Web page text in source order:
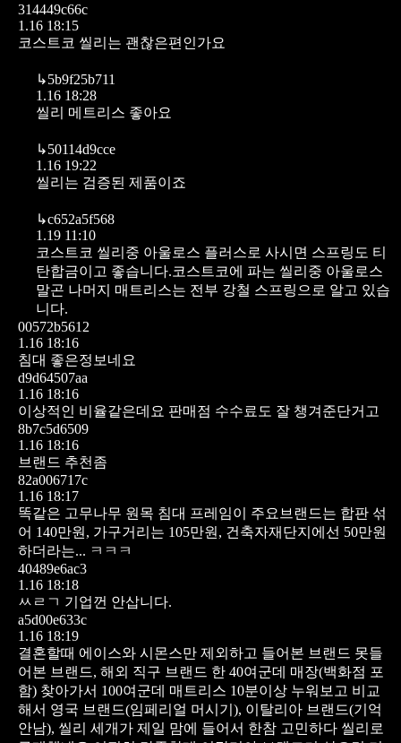
314449c66c
1.16 18:15
코스트코 씰리는 괜찮은편인가요
↳5b9f25b711
1.16 18:28
씰리 메트리스 좋아요
↳50114d9cce
1.16 19:22
씰리는 검증된 제품이죠
↳c652a5f568
1.19 11:10
코스트코 씰리중 아울로스 플러스로 사시면 스프링도 티
탄합금이고 좋습니다.코스트코에 파는 씰리중 아울로스
말곤 나머지 매트리스는 전부 강철 스프링으로 알고 있습
니다.
00572b5612
1.16 18:16
침대 좋은정보네요
d9d64507aa
1.16 18:16
이상적인 비율같은데요 판매점 수수료도 잘 챙겨준단거고
8b7c5d6509
1.16 18:16
브랜드 추천좀
82a006717c
1.16 18:17
똑같은 고무나무 원목 침대 프레임이 주요브랜드는 합판 섞
어 140만원, 가구거리는 105만원, 건축자재단지에선 50만원
하더라는... ㅋㅋㅋ
40489e6ac3
1.16 18:18
ㅆㄹㄱ 기업껀 안삽니다.
a5d00e633c
1.16 18:19
결혼할때 에이스와 시몬스만 제외하고 들어본 브랜드 못들
어본 브랜드, 해외 직구 브랜드 한 40여군데 매장(백화점 포
함) 찾아가서 100여군데 매트리스 10분이상 누워보고 비교
해서 영국 브랜드(임페리얼 머시기), 이탈리아 브랜드(기억
안남), 씰리 세개가 제일 맘에 들어서 한참 고민하다 씰리로